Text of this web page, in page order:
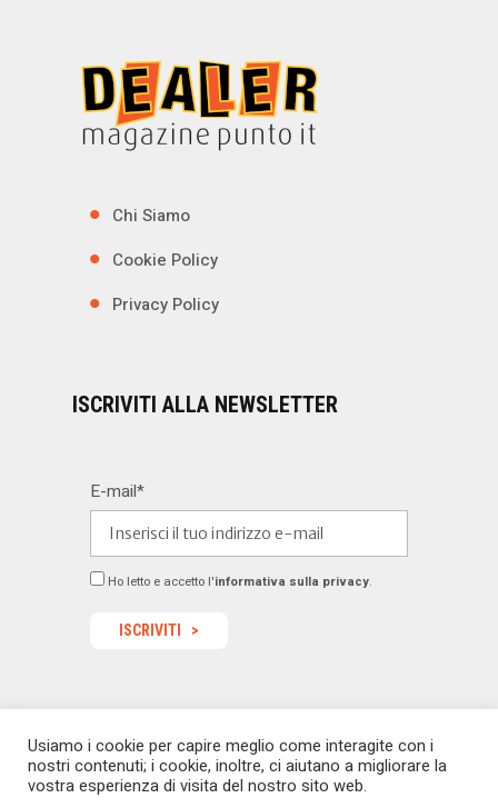
Chi Siamo
Cookie Policy
Privacy Policy
ISCRIVITI ALLA NEWSLETTER
E-mail*
Ho letto e accetto l'informativa sulla privacy.
© 2022 Dealermagazine.it - Tutti i diritti riservati -
redazione@dealermagazine.itsito realizzato da
Usiamo i cookie per capire meglio come interagite con i
nostri contenuti; i cookie, inoltre, ci aiutano a migliorare la
vostra esperienza di visita del nostro sito web.